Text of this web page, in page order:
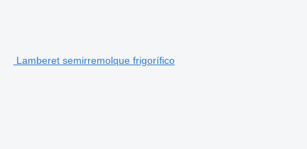
Lamberet semirremolque frigorífico